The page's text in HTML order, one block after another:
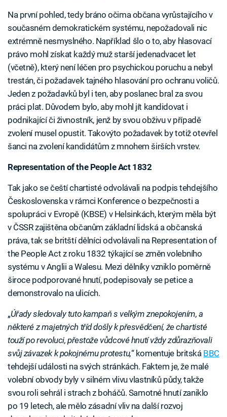
Na první pohled, tedy bráno očima občana vyrůstajícího v
současném demokratickém systému, nepožadovali nic
extrémně nesmyslného. Například šlo o to, aby hlasovací
právo mohl získat každý muž starší jedenadvacet let
(včetně), který není léčen pro psychickou poruchu a nebyl
trestán, či požadavek tajného hlasování pro ochranu voličů.
Jeden z požadavků byl i ten, aby poslanec bral za svou
práci plat. Důvodem bylo, aby mohl jít kandidovat i
podnikající či živnostník, jenž by svou obživu v případě
zvolení musel opustit. Takovýto požadavek by totiž otevřel
šanci na zvolení kandidátům z mnohem širších vrstev.
Representation of the People Act 1832
Tak jako se čeští chartisté odvolávali na podpis tehdejšího
Československa v rámci Konference o bezpečnosti a
spolupráci v Evropě (KBSE) v Helsinkách, kterým měla být
v ČSSR zajištěna občanům základní lidská a občanská
práva, tak se britští dělníci odvolávali na Representation of
the People Act z roku 1832 týkající se změn volebního
systému v Anglii a Walesu. Mezi dělníky vzniklo poměrně
široce podporované hnutí, podepisovaly se petice a
demonstrovalo na ulicích.
„Úřady sledovaly tuto kampaň s velkým znepokojením, a
některé z majetných tříd došly k přesvědčení, že chartisté
touží po revoluci, přestože vůdcové hnutí vždy zdůrazňovali
svůj závazek k pokojnému protestu,“ komentuje britská BBC
tehdejší události na svých stránkách. Faktem je, že malé
volební obvody byly v silném vlivu vlastníků půdy, takže
svou roli sehrál i strach z boháčů. Samotné hnutí zaniklo
po 19 letech, ale mělo zásadní vliv na další rozvoj